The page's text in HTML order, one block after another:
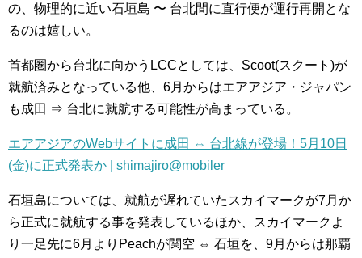
の、物理的に近い石垣島 〜 台北間に直行便が運行再開とな
るのは嬉しい。
首都圏から台北に向かうLCCとしては、Scoot(スクート)が
就航済みとなっている他、6月からはエアアジア・ジャパン
も成田 ⇒ 台北に就航する可能性が高まっている。
エアアジアのWebサイトに成田 ⇔ 台北線が登場！5月10日
(金)に正式発表か | shimajiro@mobiler
石垣島については、就航が遅れていたスカイマークが7月か
ら正式に就航する事を発表しているほか、スカイマークよ
り一足先に6月よりPeachが関空 ⇔ 石垣を、9月からは那覇